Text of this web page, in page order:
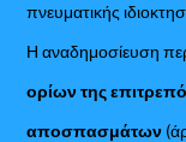
πνευματικής
Η αναδημοσίευση
ορίων της
αποσπασμάτων